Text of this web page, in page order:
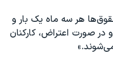
هر سه ماه یک بار و
صورت اعتراض، کارکنان